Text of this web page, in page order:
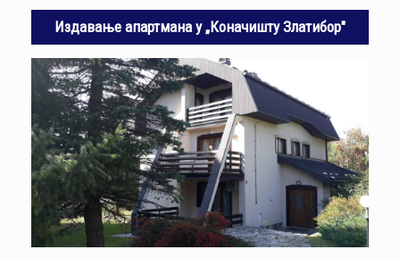
Издавање апартмана у „Коначишту Златибор"